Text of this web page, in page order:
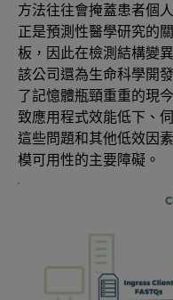
方法往往會掩蓋患者個
正是預測性醫學研究的
板，因此在檢測結構變
該公司還為生命科學開
了記憶體瓶頸重重的現
致應用程式效能低下、
這些問題和其他低效因
模可用性的主要障礙。